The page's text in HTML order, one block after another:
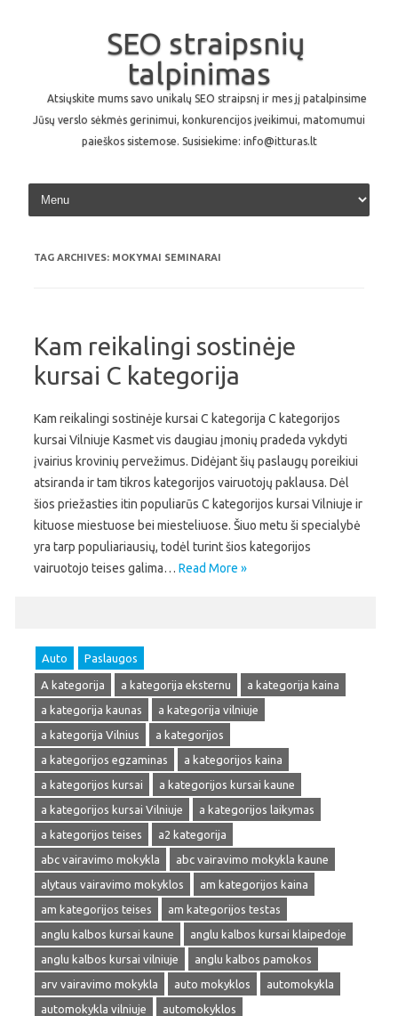
SEO straipsnių
talpinimas
Atsiųskite mums savo unikalų SEO straipsnį ir mes jį patalpinsime
Jūsų verslo sėkmės gerinimui, konkurencijos įveikimui, matomumui
paieškos sistemose. Susisiekime: info@itturas.lt
Skip to content
TAG ARCHIVES: MOKYMAI SEMINARAI
Kam reikalingi sostinėje
kursai C kategorija
Kam reikalingi sostinėje kursai C kategorija C kategorijos
kursai Vilniuje Kasmet vis daugiau įmonių pradeda vykdyti
įvairius krovinių pervežimus. Didėjant šių paslaugų poreikiui
atsiranda ir tam tikros kategorijos vairuotojų paklausa. Dėl
šios priežasties itin populiarūs C kategorijos kursai Vilniuje ir
kituose miestuose bei miesteliuose. Šiuo metu ši specialybė
yra tarp populiariausių, todėl turint šios kategorijos
vairuotojo teises galima… Read More »
Auto Paslaugos
A kategorija a kategorija eksternu
a kategorija kaina
a kategorija kaunas
a kategorija vilniuje
a kategorija Vilnius
a kategorijos
a kategorijos egzaminas
a kategorijos kaina
a kategorijos kursai
a kategorijos kursai kaune
a kategorijos kursai Vilniuje
a kategorijos laikymas
a kategorijos teises
a2 kategorija
abc vairavimo mokykla
abc vairavimo mokykla kaune
alytaus vairavimo mokyklos
am kategorijos kaina
am kategorijos teises
am kategorijos testas
anglu kalbos kursai kaune
anglu kalbos kursai klaipedoje
anglu kalbos kursai vilniuje
anglu kalbos pamokos
arv vairavimo mokykla
auto mokyklos
automokykla
automokykla vilniuje
automokyklos